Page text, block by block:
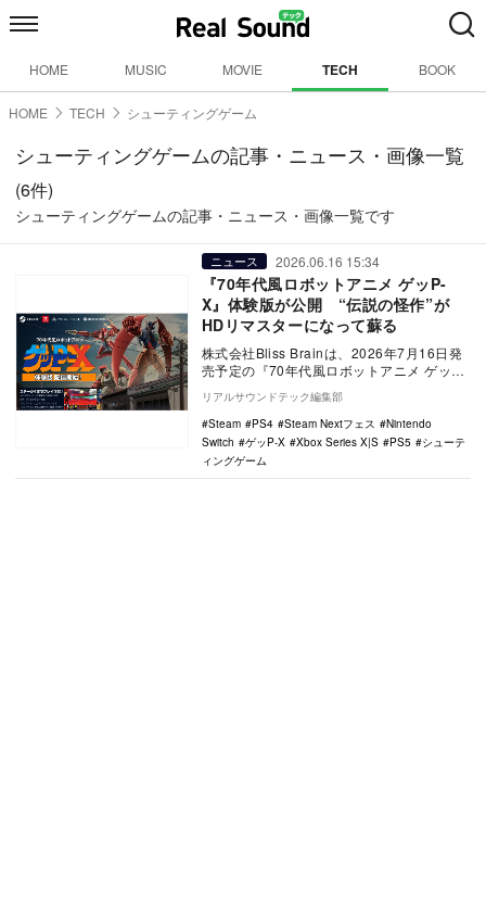
HOME MUSIC MOVIE TECH BOOK
HOME TECH シューティングゲーム
シューティングゲームの記事・ニュース・画像一覧
(6件)
シューティングゲームの記事・ニュース・画像一覧です
ニュース 2026.06.16 15:34
『70年代風ロボットアニメ ゲッP-
X』体験版が公開 “伝説の怪作”が
HDリマスターになって蘇る
株式会社Bliss Brainは、2026年7月16日発
売予定の『70年代風ロボットアニメ ゲッP-
X』の体験版を各機種向けに公…
リアルサウンドテック編集部
Steam
PS4 Steam Nextフェス
Nintendo
Switch
ゲッP-X Xbox Series X|S PS5
シューテ
ィングゲーム